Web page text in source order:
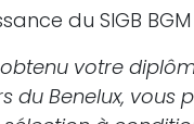
du SIGB
votre
du Benelux, vous